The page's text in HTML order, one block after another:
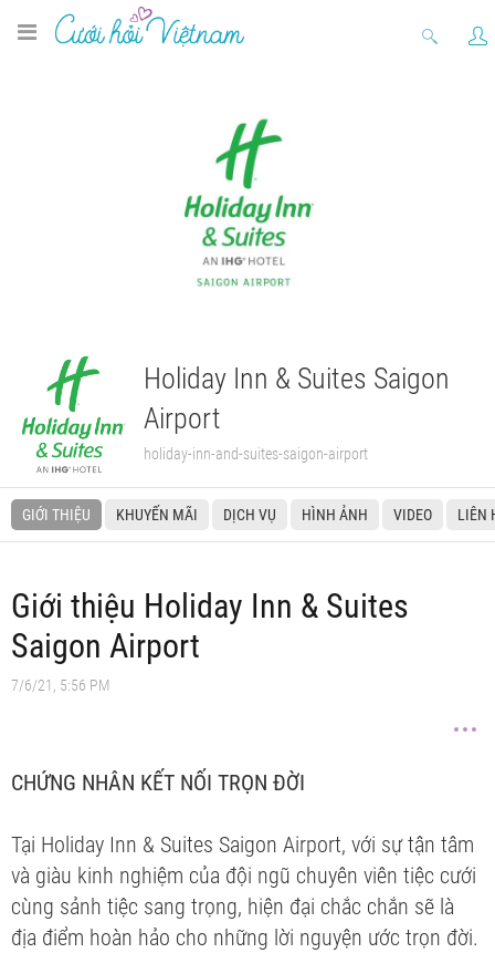
Holiday Inn & Suites Saigon
Airport
holiday-inn-and-suites-saigon-airport
GIỚI THIỆU KHUYẾN MÃI DỊCH VỤ HÌNH ẢNH VIDEO LIÊN
Giới thiệu Holiday Inn & Suites
Saigon Airport
7/6/21, 5:56 PM
CHỨNG NHÂN KẾT NỐI TRỌN ĐỜI
Tại Holiday Inn & Suites Saigon Airport, với sự tận tâm
và giàu kinh nghiệm của đội ngũ chuyên viên tiệc cưới
cùng sảnh tiệc sang trọng, hiện đại chắc chắn sẽ là
địa điểm hoàn hảo cho những lời nguyện ước trọn đời.